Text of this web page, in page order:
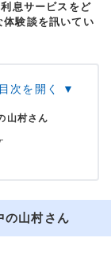
息サービスをど
験談を訊いてい
山村さん
の山村さん